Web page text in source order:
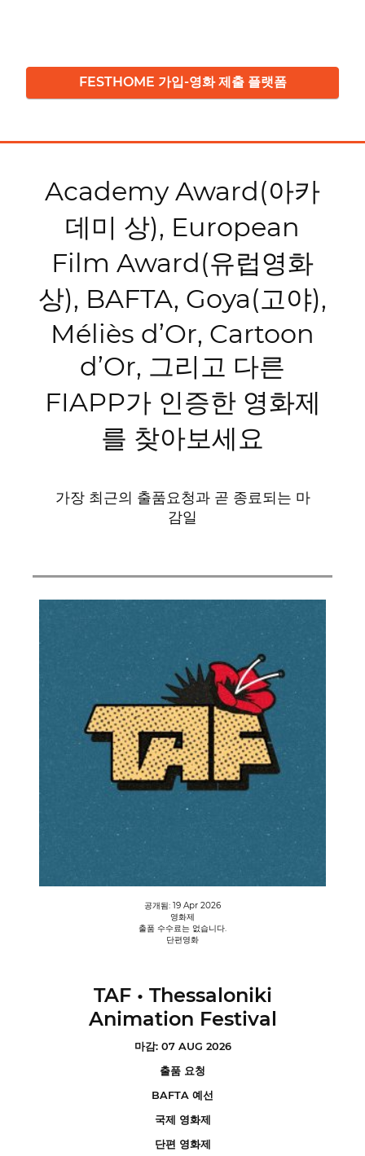
FESTHOME 가입-영화 제출 플랫폼
Academy Award(아카
데미 상), European
Film Award(유럽영화
상), BAFTA, Goya(고야),
Méliès d’Or, Cartoon
d’Or, 그리고 다른
FIAPP가 인증한 영화제
를 찾아보세요
가장 최근의 출품요청과 곧 종료되는 마
감일
공개됨: 19 Apr 2026
영화제
출품 수수료는 없습니다.
단편영화
TAF • Thessaloniki
Animation Festival
마감: 07 AUG 2026
출품 요청
BAFTA 예선
국제 영화제
단편 영화제